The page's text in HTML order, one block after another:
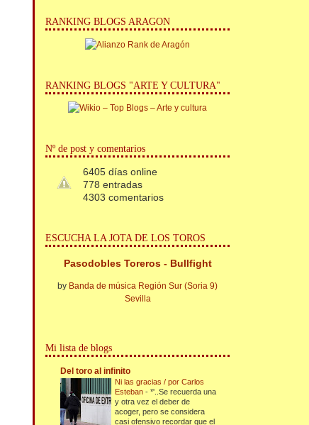
RANKING BLOGS ARAGON
RANKING BLOGS "ARTE Y CULTURA"
Nº de post y comentarios
6405 días online
778 entradas
4303 comentarios
ESCUCHA LA JOTA DE LOS TOROS
Pasodobles Toreros - Bullfight
by Banda de música Región Sur (Soria 9)
Sevilla
Mi lista de blogs
Del toro al infinito
Ni las gracias / por Carlos
Esteban-*'..Se recuerda una
y otra vez el deber de
acoger, pero se considera
casi ofensivo recordar que el